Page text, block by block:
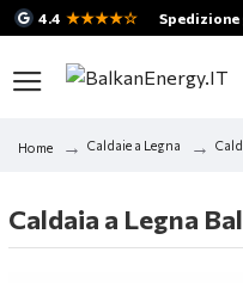
4.4 ★★★★☆ Spedizione
Home Caldaie a Legna
Caldaia a Legna